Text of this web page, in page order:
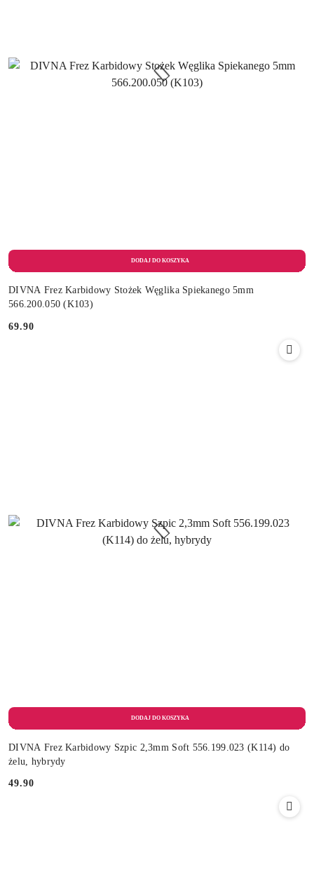
DIVNA Frez Karbidowy Stożek Węglika Spiekanego 5mm
566.200.050 (K103)
Cena:
69.90
DIVNA Frez Karbidowy Szpic 2,3mm Soft 556.199.023 (K114) do
żelu, hybrydy
Cena:
49.90